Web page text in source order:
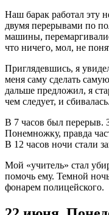
Наш барак работал эту
двумя перерывами по
машины,
что ничего, мол, не
Приглядевшись, я
меня саму сделать
дальше предложил, я
чем следует, и сбивалась.
В 7 часов был перерыв.
Понемножку, правда
В 12 часов ночи стали
Мой «учитель» стал
помочь ему. Темной
фонарем полицейского.